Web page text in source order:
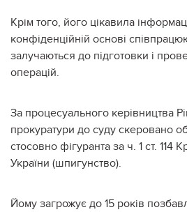
Крім того, його цікавила
конфіденційній основі
залучаються до підготовки і
операцій.
За процесуального керівництва
прокуратури до суду скеровано
стосовно фігуранта за ч. 1 ст. 114
України (шпигунство).
Йому загрожує до 15 років